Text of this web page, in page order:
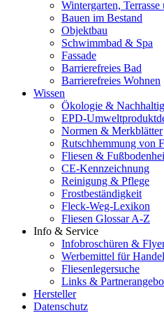
Wintergarten,
Bauen im Bestand
Objektbau
Schwimmbad & Spa
Fassade
Barrierefreies Bad
Barrierefreies Wohnen
Wissen
Ökologie &
EPD-
Normen & Merkblätter
Rutschhemmung von
Fliesen &
CE-Kennzeichnung
Reinigung & Pflege
Frostbeständigkeit
Fleck-Weg-Lexikon
Fliesen Glossar A-Z
Info & Service
Infobroschüren &
Werbemittel für
Fliesenlegersuche
Links &
Hersteller
Datenschutz